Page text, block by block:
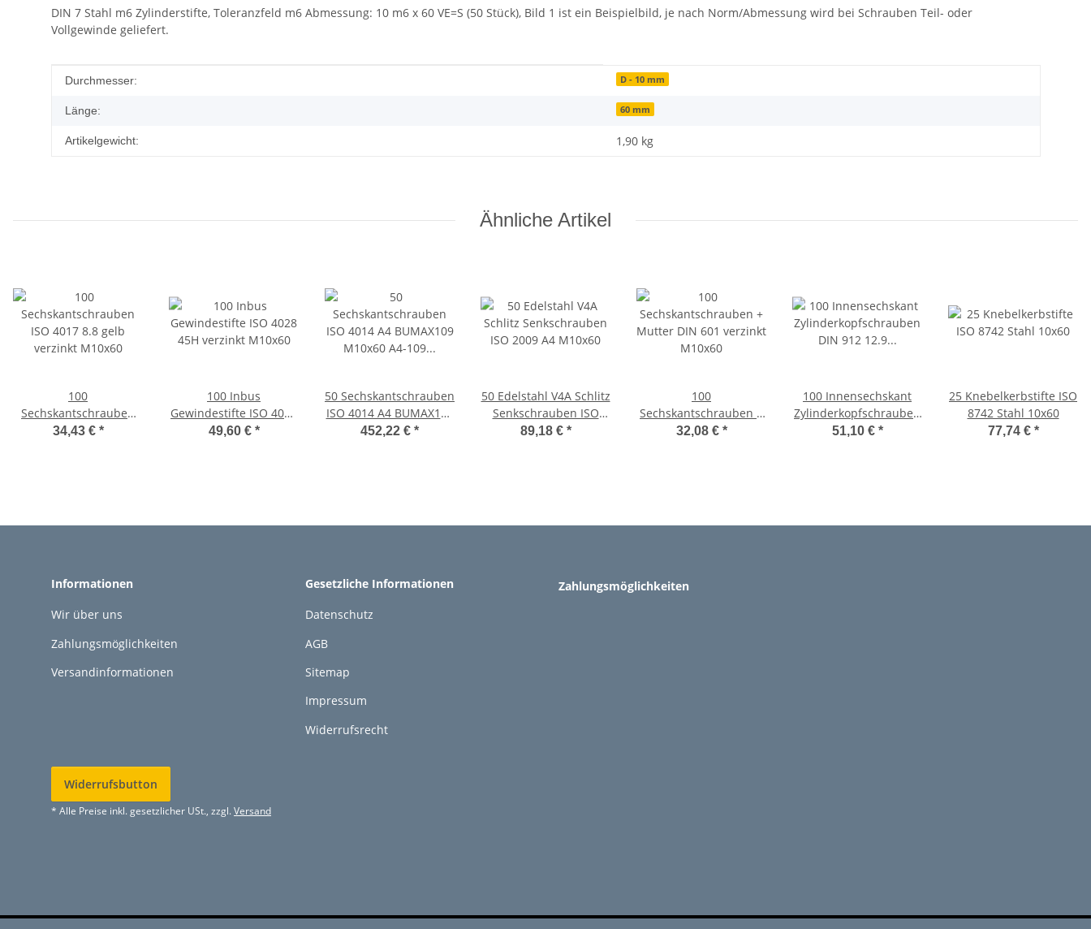
DIN 7 Stahl m6 Zylinderstifte, Toleranzfeld m6 Abmessung: 10 m6 x 60 VE=S (50 Stück), Bild 1 ist ein Beispielbild, je nach Norm/Abmessung wird bei Schrauben Teil- oder
Vollgewinde geliefert.
Produkteigenschaft
Wert
Durchmesser: D - 10 mm
Länge: 60 mm
Artikelgewicht: 1,90 kg
Ähnliche Artikel
100
Sechskantschrauben
ISO 4017 8.8 gelb
34,43 € *
100 Inbus
Gewindestifte ISO 4028
45H verzinkt M10x60
49,60 € *
50 Sechskantschrauben
ISO 4014 A4 BUMAX109
M10x60 A4-109 Niro
452,22 € *
50 Edelstahl V4A Schlitz
Senkschrauben ISO
2009 A4 M10x60
89,18 € *
100
Sechskantschrauben +
Mutter DIN 601 verzinkt
32,08 € *
100 Innensechskant
Zylinderkopfschrauben
DIN 912 12.9
51,10 € *
25 Knebelkerbstifte ISO
8742 Stahl 10x60
77,74 € *
Informationen
Wir über uns
Zahlungsmöglichkeiten
Versandinformationen
Gesetzliche Informationen
Datenschutz
AGB
Sitemap
Impressum
Widerrufsrecht
Zahlungsmöglichkeiten
Widerrufsbutton
* Alle Preise inkl. gesetzlicher USt., zzgl.Versand